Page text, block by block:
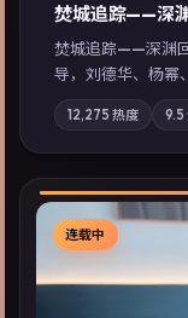
焚城追踪——深
焚城追踪——深渊
导，刘德华、杨幂
踪人口档案牵出跨
内亦可通过「国产
高分佳作，畅享高
12,275 热度 9.5
连载中